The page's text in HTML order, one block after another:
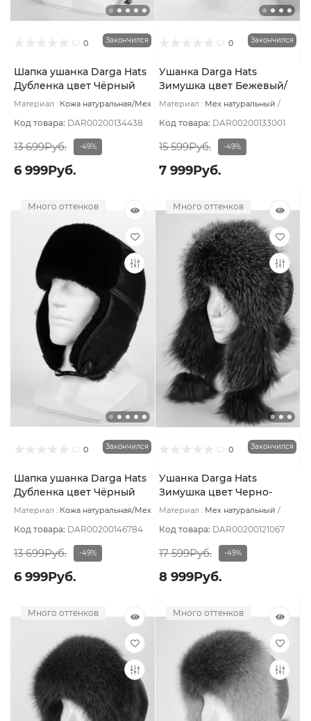
0 Закончился
Шапка ушанка Darga Hats
Дубленка цвет Чёрный
Крек размер 58-59
Материал : Кожа натуральная/Мех
натуральная
Код товара: DAR00200134438
13 699Руб. -49%
6 999Руб.
0 Закончился
Ушанка Darga Hats
Зимушка цвет Бежевый/
Белый размер 57-58
Материал : Мех натуральный
Код товара: DAR00200133001
15 599Руб. -49%
7 999Руб.
Много оттенков
0 Закончился
Шапка ушанка Darga Hats
Дубленка цвет Чёрный
размер 58-59
Материал : Кожа натуральная/Мех
натуральная
Код товара: DAR00200146784
13 699Руб. -49%
6 999Руб.
Много оттенков
0 Закончился
Ушанка Darga Hats
Зимушка цвет Черно-
коричневый Блюфрост
Материал : Мех натуральный
Код товара: DAR00200121067
17 599Руб. -49%
8 999Руб.
Много оттенков Много оттенков